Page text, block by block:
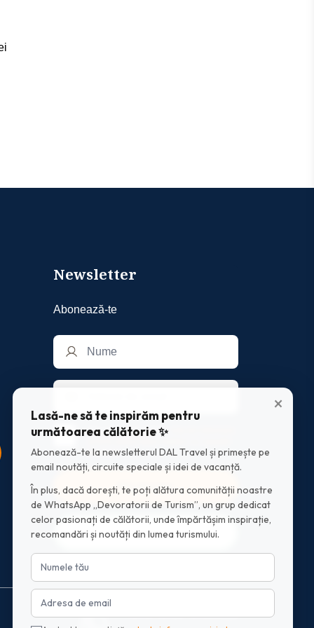
Newsletter
Abonează-te
Am luat la cunostinta
personal
Mă abonez
Intră în grupul WhatsApp
×
Lasă-ne să te inspirăm pentru
următoarea călătorie ✨
Abonează-te la newsletterul DAL Travel și primește pe
email noutăți, circuite speciale și idei de vacanță.
În plus, dacă dorești, te poți alătura comunității noastre
de WhatsApp „Devoratorii de Turism”, un grup dedicat
celor pasionați de călătorii, unde împărtășim inspirație,
recomandări și noutăți din lumea turismului.